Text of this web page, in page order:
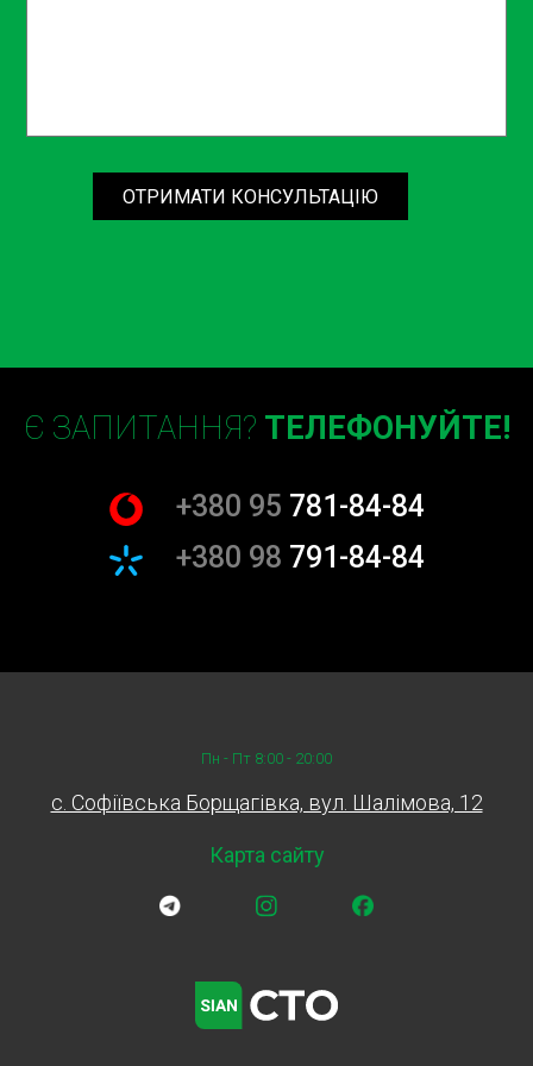
ОТРИМАТИ КОНСУЛЬТАЦІЮ
Є ЗАПИТАННЯ? ТЕЛЕФОНУЙТЕ!
+380 95 781-84-84
+380 98 791-84-84
Пн - Пт 8:00 - 20:00
c. Софіївська Борщагівка, вул. Шалімова, 12
Карта сайту